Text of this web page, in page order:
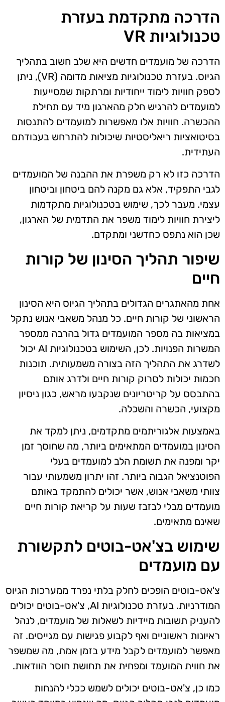
הדרכה מתקדמת בעזרת
טכנולוגיות VR
הדרכה של מועמדים חדשים היא שלב חשוב בתהליך
הגיוס. בעזרת טכנולוגיות מציאות מדומה (VR), ניתן
לספק חוויות לימוד ייחודיות ומרתקות שמסייעות
למועמדים להרגיש חלק מהארגון מיד עם תחילת
ההכשרה. חוויות אלו מאפשרות למועמדים להתנסות
בסיטואציות ריאליסטיות שיכולות להתרחש בעבודתם
העתידית.
הדרכה כזו לא רק משפרת את ההבנה של המועמדים
לגבי התפקיד, אלא גם מקנה להם ביטחון וביטחון
עצמי. מעבר לכך, שימוש בטכנולוגיות מתקדמות
ליצירת חוויות לימוד משפר את התדמית של הארגון,
שכן הוא נתפס כחדשני ומתקדם.
שיפור תהליך הסינון של קורות
חיים
אחת מהאתגרים הגדולים בתהליך הגיוס היא הסינון
הראשוני של קורות חיים. כל מנהל משאבי אנוש נתקל
במציאות בה מספר המועמדים גדול בהרבה ממספר
המשרות הפנויות. לכן, השימוש בטכנולוגיות AI יכול
לשדרג את התהליך הזה בצורה משמעותית. תוכנות
חכמות יכולות לסרוק קורות חיים ולדרג אותם
בהתבסס על קריטריונים שנקבעו מראש, כגון ניסיון
מקצועי, הכשרה והשכלה.
באמצעות אלגוריתמים מתקדמים, ניתן למקד את
הסינון במועמדים המתאימים ביותר, מה שחוסך זמן
יקר ומפנה את תשומת הלב למועמדים בעלי
הפוטנציאל הגבוה ביותר. זהו יתרון משמעותי עבור
צוותי משאבי אנוש, אשר יכולים להתמקד באותם
מועמדים מבלי לבזבז שעות על קריאת קורות חיים
שאינם מתאימים.
שימוש בצ'אט-בוטים לתקשורת
עם מועמדים
צ'אט-בוטים הופכים לחלק בלתי נפרד ממערכות הגיוס
המודרניות. בעזרת טכנולוגיות AI, צ'אט-בוטים יכולים
להעניק תשובות מיידיות לשאלות של מועמדים, לנהל
ראיונות ראשוניים ואף לקבוע פגישות עם מגייסים. זה
מאפשר למועמדים לקבל מידע בזמן אמת, מה שמשפר
את חווית המועמד ומפחית את תחושת חוסר הוודאות.
כמו כן, צ'אט-בוטים יכולים לשמש ככלי להנחות